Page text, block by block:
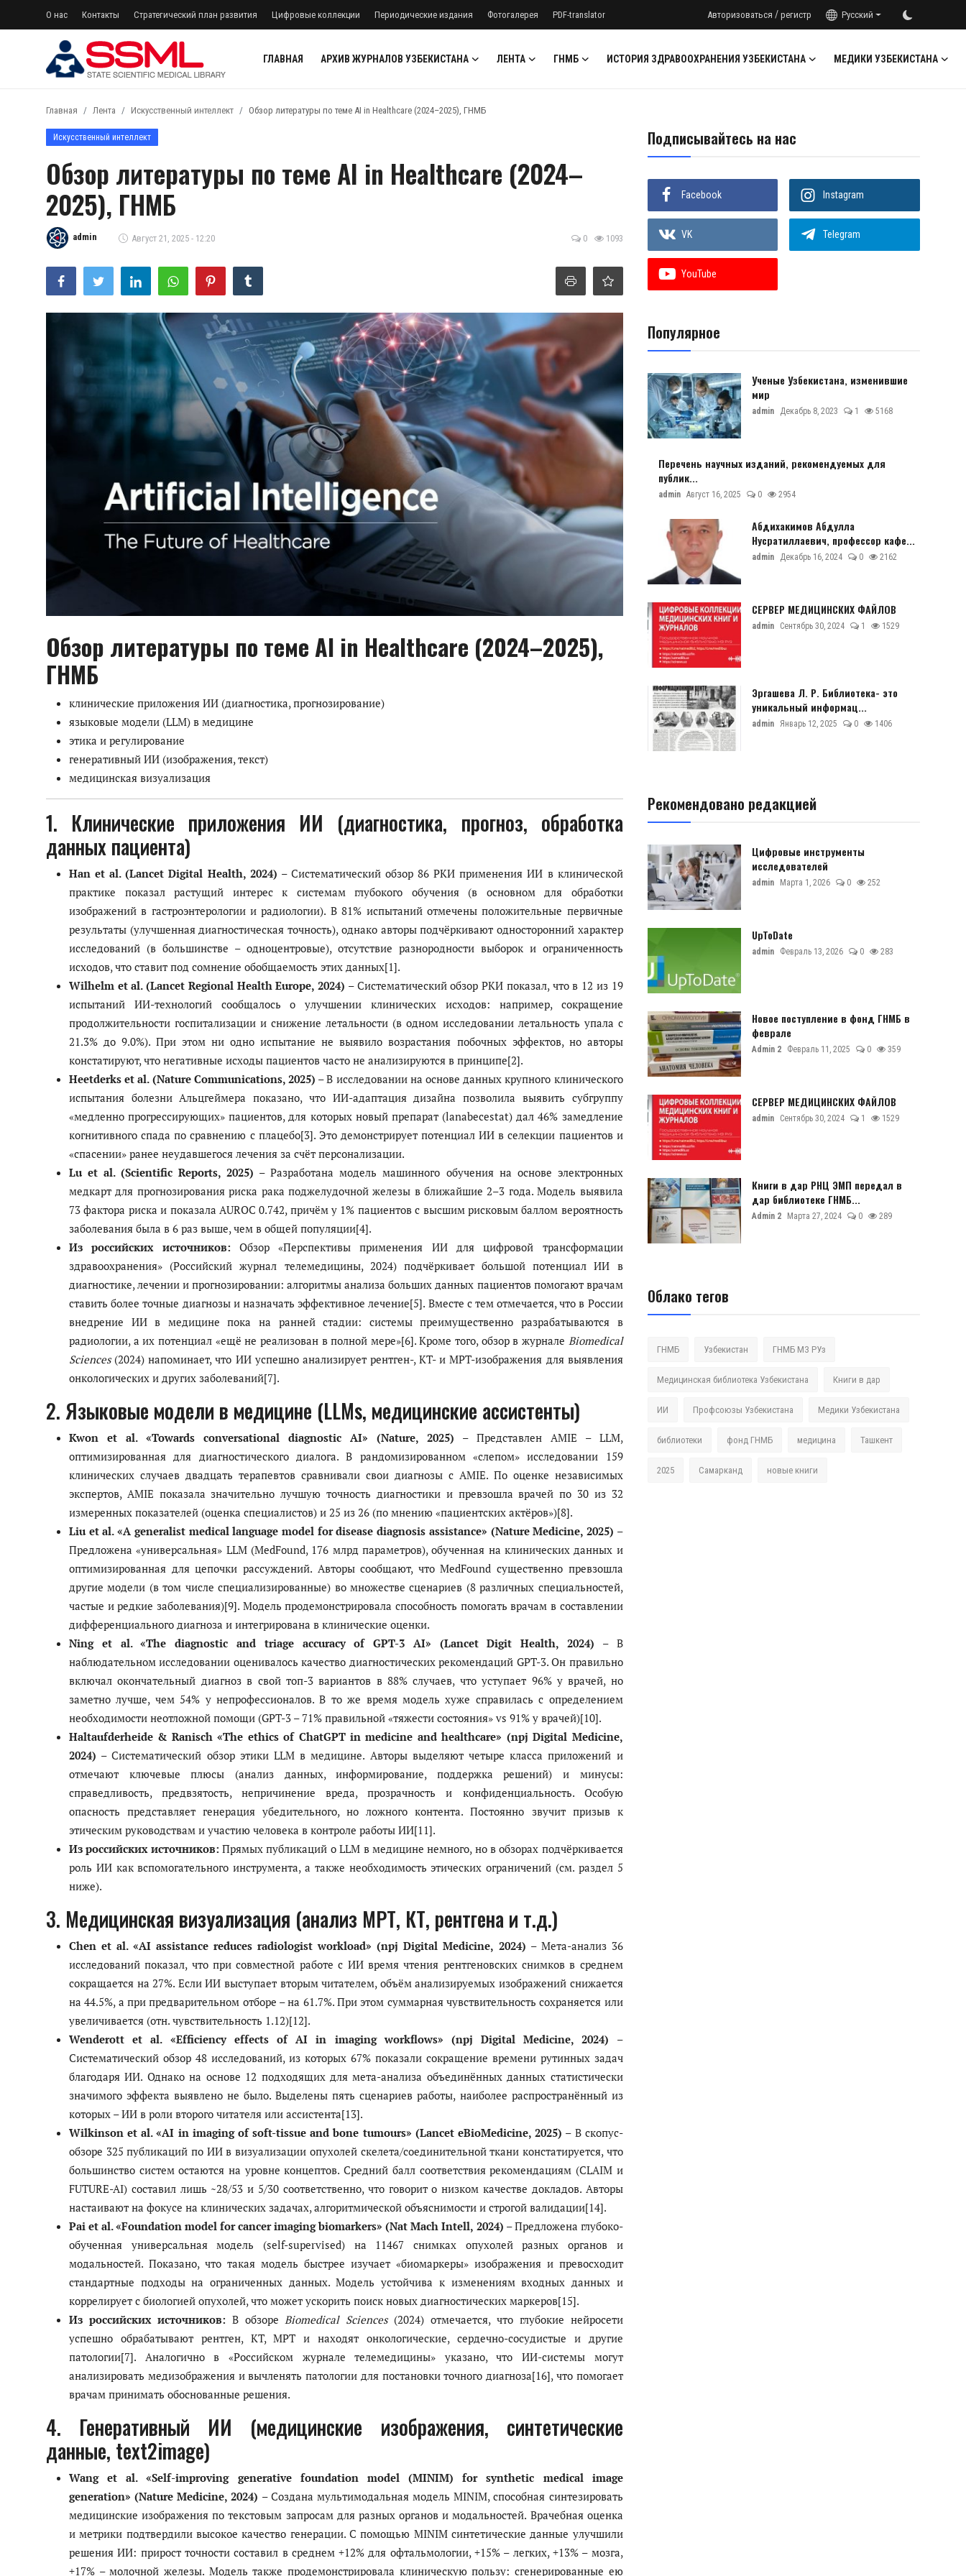
О нас Контакты Стратегический план развития Цифровые коллекции Периодические издания Фотогалерея PDF-translator Авторизоваться / регистр Русский
ГЛАВНАЯ АРХИВ ЖУРНАЛОВ УЗБЕКИСТАНА ЛЕНТА ГНМБ ИСТОРИЯ ЗДРАВООХРАНЕНИЯ УЗБЕКИСТАНА МЕДИКИ УЗБЕКИСТАНА
регистр
Главная
Архив журналов Узбекистана
Стратегический план развития
Цифровые коллекции
История здравоохранения Узбекистана
PDF-translator
Проблемы Арала
Антикоррупция
Главная Лента Искусственный интеллект Обзор литературы по теме AI in Healthcare (2024–2025), ГНМБ
Искусственный интеллект
Обзор литературы по теме AI in Healthcare (2024–
2025), ГНМБ
admin Август 21, 2025 - 12:20 0 1093
Обзор литературы по теме AI in Healthcare (2024–2025),
ГНМБ
клинические приложения ИИ (диагностика, прогнозирование)
языковые модели (LLM) в медицине
этика и регулирование
генеративный ИИ (изображения, текст)
медицинская визуализация
1. Клинические приложения ИИ (диагностика, прогноз, обработка
данных пациента)
Han et al. (Lancet Digital Health, 2024) – Систематический обзор 86 РКИ применения ИИ в клинической
практике показал растущий интерес к системам глубокого обучения (в основном для обработки
изображений в гастроэнтерологии и радиологии). В 81% испытаний отмечены положительные первичные
результаты (улучшенная диагностическая точность), однако авторы подчёркивают односторонний характер
исследований (в большинстве – одноцентровые), отсутствие разнородности выборок и ограниченность
исходов, что ставит под сомнение обобщаемость этих данных[1].
Wilhelm et al. (Lancet Regional Health Europe, 2024) – Систематический обзор РКИ показал, что в 12 из 19
испытаний ИИ-технологий сообщалось о улучшении клинических исходов: например, сокращение
продолжительности госпитализации и снижение летальности (в одном исследовании летальность упала с
21.3% до 9.0%). При этом ни одно испытание не выявило возрастания побочных эффектов, но авторы
констатируют, что негативные исходы пациентов часто не анализируются в принципе[2].
Heetderks et al. (Nature Communications, 2025) – В исследовании на основе данных крупного клинического
испытания болезни Альцгеймера показано, что ИИ-адаптация дизайна позволила выявить субгруппу
«медленно прогрессирующих» пациентов, для которых новый препарат (lanabecestat) дал 46% замедление
когнитивного спада по сравнению с плацебо[3]. Это демонстрирует потенциал ИИ в селекции пациентов и
«спасении» ранее неудавшегося лечения за счёт персонализации.
Lu et al. (Scientific Reports, 2025) – Разработана модель машинного обучения на основе электронных
медкарт для прогнозирования риска рака поджелудочной железы в ближайшие 2–3 года. Модель выявила
73 фактора риска и показала AUROC 0.742, причём у 1% пациентов с высшим рисковым баллом вероятность
заболевания была в 6 раз выше, чем в общей популяции[4].
Из российских источников: Обзор «Перспективы применения ИИ для цифровой трансформации
здравоохранения» (Российский журнал телемедицины, 2024) подчёркивает большой потенциал ИИ в
диагностике, лечении и прогнозировании: алгоритмы анализа больших данных пациентов помогают врачам
ставить более точные диагнозы и назначать эффективное лечение[5]. Вместе с тем отмечается, что в России
внедрение ИИ в медицине пока на ранней стадии: системы преимущественно разрабатываются в
радиологии, а их потенциал «ещё не реализован в полной мере»[6]. Кроме того, обзор в журнале Biomedical
Sciences(2024) напоминает, что ИИ успешно анализирует рентген-, КТ- и МРТ-изображения для выявления
онкологических и других заболеваний[7].
2. Языковые модели в медицине (LLMs, медицинские ассистенты)
Kwon et al. «Towards conversational diagnostic AI» (Nature, 2025) – Представлен AMIE – LLM,
оптимизированная для диагностического диалога. В рандомизированном «слепом» исследовании 159
клинических случаев двадцать терапевтов сравнивали свои диагнозы с AMIE. По оценке независимых
экспертов, AMIE показала значительно лучшую точность диагностики и превзошла врачей по 30 из 32
измеренных показателей (оценка специалистов) и 25 из 26 (по мнению «пациентских актёров»)[8].
Liu et al. «A generalist medical language model for disease diagnosis assistance» (Nature Medicine, 2025) –
Предложена «универсальная» LLM (MedFound, 176 млрд параметров), обученная на клинических данных и
оптимизированная для цепочки рассуждений. Авторы сообщают, что MedFound существенно превзошла
другие модели (в том числе специализированные) во множестве сценариев (8 различных специальностей,
частые и редкие заболевания)[9]. Модель продемонстрировала способность помогать врачам в составлении
дифференциального диагноза и интегрирована в клинические оценки.
Ning et al. «The diagnostic and triage accuracy of GPT-3 AI» (Lancet Digit Health, 2024) – В
наблюдательном исследовании оценивалось качество диагностических рекомендаций GPT-3. Он правильно
включал окончательный диагноз в свой топ-3 вариантов в 88% случаев, что уступает 96% у врачей, но
заметно лучше, чем 54% у непрофессионалов. В то же время модель хуже справилась с определением
необходимости неотложной помощи (GPT-3 – 71% правильной «тяжести состояния» vs 91% у врачей)[10].
Haltaufderheide & Ranisch «The ethics of ChatGPT in medicine and healthcare» (npj Digital Medicine,
2024) – Систематический обзор этики LLM в медицине. Авторы выделяют четыре класса приложений и
отмечают ключевые плюсы (анализ данных, информирование, поддержка решений) и минусы:
справедливость, предвзятость, непричинение вреда, прозрачность и конфиденциальность. Особую
опасность представляет генерация убедительного, но ложного контента. Постоянно звучит призыв к
этическим руководствам и участию человека в контроле работы ИИ[11].
Из российских источников: Прямых публикаций о LLM в медицине немного, но в обзорах подчёркивается
роль ИИ как вспомогательного инструмента, а также необходимость этических ограничений (см. раздел 5
ниже).
3. Медицинская визуализация (анализ МРТ, КТ, рентгена и т.д.)
Chen et al. «AI assistance reduces radiologist workload» (npj Digital Medicine, 2024) – Мета-анализ 36
исследований показал, что при совместной работе с ИИ время чтения рентгеновских снимков в среднем
сокращается на 27%. Если ИИ выступает вторым читателем, объём анализируемых изображений снижается
на 44.5%, а при предварительном отборе – на 61.7%. При этом суммарная чувствительность сохраняется или
увеличивается (отн. чувствительность 1.12)[12].
Wenderott et al. «Efficiency effects of AI in imaging workflows» (npj Digital Medicine, 2024) –
Систематический обзор 48 исследований, из которых 67% показали сокращение времени рутинных задач
благодаря ИИ. Однако на основе 12 подходящих для мета-анализа объединённых данных статистически
значимого эффекта выявлено не было. Выделены пять сценариев работы, наиболее распространённый из
которых – ИИ в роли второго читателя или ассистента[13].
Wilkinson et al. «AI in imaging of soft-tissue and bone tumours» (Lancet eBioMedicine, 2025) – В скопус-
обзоре 325 публикаций по ИИ в визуализации опухолей скелета/соединительной ткани констатируется, что
большинство систем остаются на уровне концептов. Средний балл соответствия рекомендациям (CLAIM и
FUTURE-AI) составил лишь ~28/53 и 5/30 соответственно, что говорит о низком качестве докладов. Авторы
настаивают на фокусе на клинических задачах, алгоритмической объяснимости и строгой валидации[14].
Pai et al. «Foundation model for cancer imaging biomarkers» (Nat Mach Intell, 2024) – Предложена глубоко-
обученная универсальная модель (self-supervised) на 11467 снимках опухолей разных органов и
модальностей. Показано, что такая модель быстрее изучает «биомаркеры» изображения и превосходит
стандартные подходы на ограниченных данных. Модель устойчива к изменениям входных данных и
коррелирует с биологией опухолей, что может ускорить поиск новых диагностических маркеров[15].
Из российских источников: В обзоре Biomedical Sciences(2024) отмечается, что глубокие нейросети
успешно обрабатывают рентген, КТ, МРТ и находят онкологические, сердечно-сосудистые и другие
патологии[7]. Аналогично в «Российском журнале телемедицины» указано, что ИИ-системы могут
анализировать медизображения и вычленять патологии для постановки точного диагноза[16], что помогает
врачам принимать обоснованные решения.
4. Генеративный ИИ (медицинские изображения, синтетические
данные, text2image)
Wang et al. «Self-improving generative foundation model (MINIM) for synthetic medical image
generation» (Nature Medicine, 2024) – Создана мультимодальная модель MINIM, способная синтезировать
медицинские изображения по текстовым запросам для разных органов и модальностей. Врачебная оценка
и метрики подтвердили высокое качество генерации. С помощью MINIM синтетические данные улучшили
решения ИИ: прирост точности составил в среднем +12% для офтальмологии, +15% – легких, +13% – мозга,
+17% – молочной железы. Модель также продемонстрировала клиническую пользу: сгенерированные ею
Подписывайтесь на нас
Facebook Instagram
VK Telegram
YouTube
Популярное
Ученые Узбекистана, изменившие
мир
admin Декабрь 8, 2023 1 5168
Перечень научных изданий, рекомендуемых для
публик...
admin Август 16, 2025 0 2954
Абдихакимов Абдулла
Нусратиллаевич, профессор кафе...
admin Декабрь 16, 2024 0 2162
СЕРВЕР МЕДИЦИНСКИХ ФАЙЛОВ
admin Сентябрь 30, 2024 1 1529
Эргашева Л. Р. Библиотека- это
уникальный информац...
admin Январь 12, 2025 0 1406
Рекомендовано редакцией
Цифровые инструменты
исследователей
admin Марта 1, 2026 0 252
UpToDate
admin Февраль 13, 2026 0 283
Новое поступление в фонд ГНМБ в
феврале
Admin 2 Февраль 11, 2025 0 359
СЕРВЕР МЕДИЦИНСКИХ ФАЙЛОВ
admin Сентябрь 30, 2024 1 1529
Книги в дар РНЦ ЭМП передал в
дар библиотеке ГНМБ...
Admin 2 Марта 27, 2024 0 289
Облако тегов
ГНМБ Узбекистан ГНМБ МЗ РУз
Медицинская библиотека Узбекистана Книги в дар
ИИ Профсоюзы Узбекистана Медики Узбекистана
библиотеки фонд ГНМБ медицина Ташкент
2025 Самарканд новые книги